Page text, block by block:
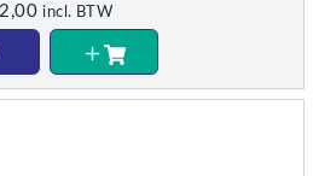
incl. BTW